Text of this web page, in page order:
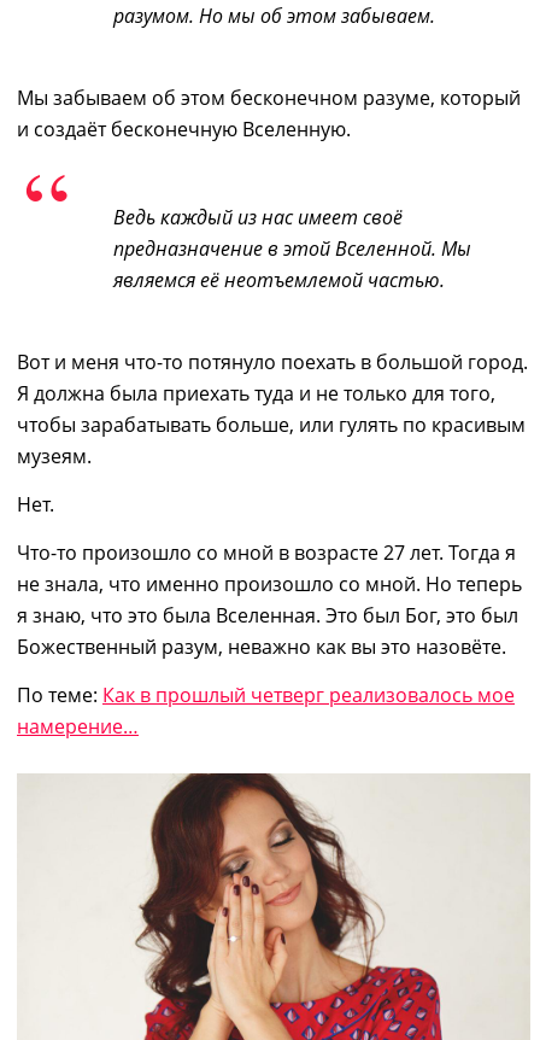
разумом. Но мы об этом забываем.
Мы забываем об этом бесконечном разуме, который
и создаёт бесконечную Вселенную.
Ведь каждый из нас имеет своё
предназначениев этой Вселенной. Мы
являемся её неотъемлемой частью.
Вот и меня что-то потянуло поехать в большой город.
Я должна была приехать туда и не только для того,
чтобы зарабатывать больше, или гулять по красивым
музеям.
Нет.
Что-то произошло со мной в возрасте 27 лет. Тогда я
не знала, что именно произошло со мной. Но теперь
я знаю, что это была Вселенная. Это был Бог, это был
Божественный разум, неважно как вы это назовёте.
По теме: Как в прошлый четверг реализовалось мое
намерение…